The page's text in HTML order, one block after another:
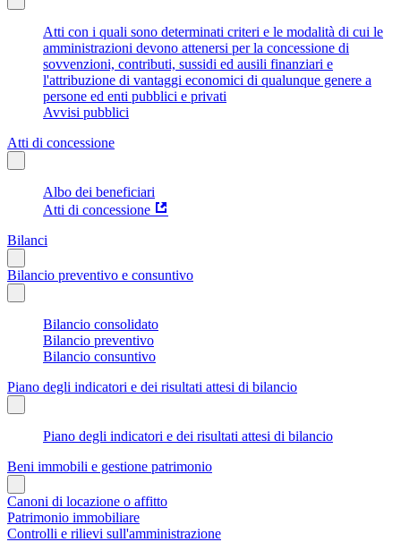
Atti con i quali sono determinati criteri e le modalità di cui le
amministrazioni devono attenersi per la concessione di
sovvenzioni, contributi, sussidi ed ausili finanziari e
l'attribuzione di vantaggi economici di qualunque genere a
persone ed enti pubblici e privati
Avvisi pubblici
Atti di concessione
Albo dei beneficiari
Atti di concessione
Bilanci
Bilancio preventivo e consuntivo
Bilancio consolidato
Bilancio preventivo
Bilancio consuntivo
Piano degli indicatori e dei risultati attesi di bilancio
Piano degli indicatori e dei risultati attesi di bilancio
Beni immobili e gestione patrimonio
Canoni di locazione o affitto
Patrimonio immobiliare
Controlli e rilievi sull'amministrazione